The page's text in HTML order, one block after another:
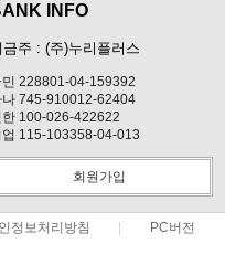
INFO
금주 : (주)누리플러스
민 228801-04-159392
나 745-910012-62404
한 100-026-422622
업 115-103358-04-013
회원가입
정보처리방침 PC버전